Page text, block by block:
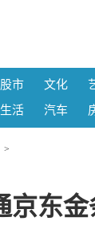
股市 文化
生活 汽车
>
京东